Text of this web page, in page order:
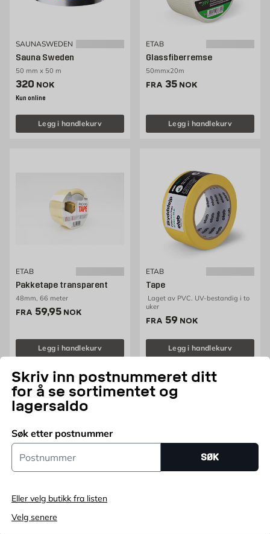
Skriv inn postnummeret ditt
for å se sortimentet og
lagersaldo
Søk etter postnummer
Postnummer
SØK
Eller velg butikk fra listen
Velg senere
SAUNASWEDEN
Sauna Sweden
50 mm x 50 m
Pris 320 NOK /stk
320 NOK
Kun online
Legg i handlekurv
ETAB
Glassfiberremse
50mmx20m
FRA Pris 35 NOK /stk
35 NOK
Legg i handlekurv
ETAB
Pakketape transparent
48mm, 66 meter
FRA Pris 59.95 NOK /stk
59,95 NOK
Legg i handlekurv
ETAB
Tape
Laget av PVC. UV-bestandig i to
uker
FRA Pris 59 NOK /stk
59 NOK
Legg i handlekurv
ETAB